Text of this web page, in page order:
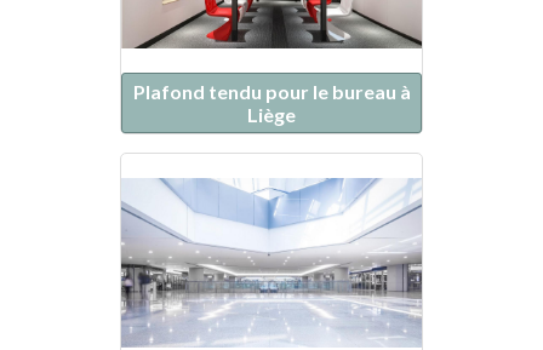
Plafond tendu pour le bureau à
Liège